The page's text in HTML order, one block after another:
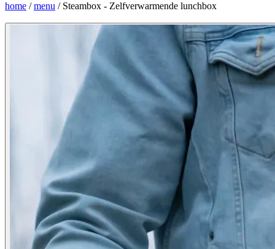
home / menu / Steambox - Zelfverwarmende lunchbox